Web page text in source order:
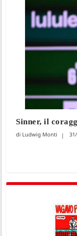
Sinner, il
Ludwig Monti